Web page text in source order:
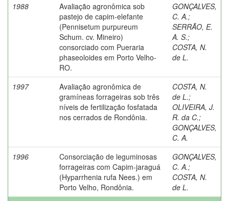
1988
Avaliação agronômica sob
pastejo de capim-elefante
(Pennisetum purpureum
Schum. cv. Mineiro)
consorciado com Pueraria
phaseoloides em Porto Velho-
RO.
GONÇALVES,
C. A.;
SERRÃO, E.
A. S.;
COSTA, N.
de L.
1997
Avaliação agronômica de
gramíneas forrageiras sob três
níveis de fertilização fosfatada
nos cerrados de Rondônia.
COSTA, N.
de L.;
OLIVEIRA, J.
R. da C.;
GONÇALVES,
C. A.
1996
Consorciação de leguminosas
forrageiras com Capim-jaraguá
(Hyparrhenia rufa Nees.) em
Porto Velho, Rondônia.
GONÇALVES,
C. A.;
COSTA, N.
de L.